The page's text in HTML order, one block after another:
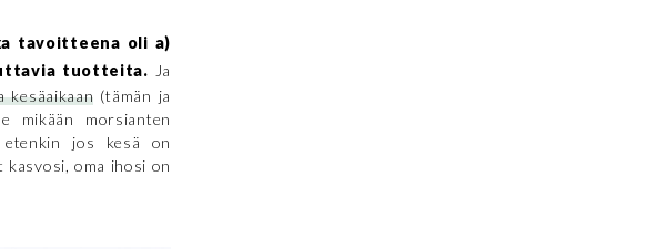
tavoitteena oli a)
tuotteita. Ja
kesäaikaan (tämän ja
mikään morsianten
etenkin jos kesä on
kasvosi, oma ihosi on